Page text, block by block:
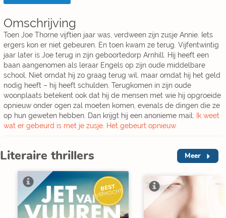
Omschrijving
Toen Joe Thorne vijftien jaar was, verdween zijn zusje Annie. Iets
ergers kon er niet gebeuren. En toen kwam ze terug. Vijfentwintig
jaar later is Joe terug in zijn geboortedorp Arnhill. Hij heeft een
baan aangenomen als leraar Engels op zijn oude middelbare
school. Niet omdat hij zo graag terug wil, maar omdat hij het geld
nodig heeft – hij heeft schulden. Terugkomen in zijn oude
woonplaats betekent ook dat hij de mensen met wie hij opgroeide
opnieuw onder ogen zal moeten komen, evenals de dingen die ze
op hun geweten hebben. Dan krijgt hij een anonieme mail:
Ik weet
wat er gebeurd is met je zusje. Het gebeurt opnieuw.
Literaire thrillers Meer
BEST
VERKOCHT